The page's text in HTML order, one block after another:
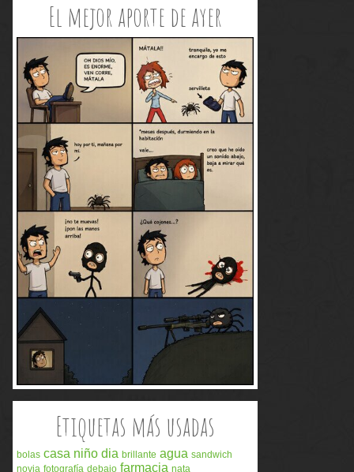
El mejor aporte de ayer
Etiquetas más usadas
bolas casa niño dia brillante agua sandwich
novia fotografía debajo farmacia nata